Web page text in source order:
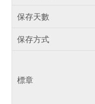
保存天數
保存方式
標章